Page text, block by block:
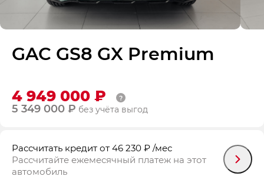
GAC GS8 GX Premium
4 949 000 ₽
5 349 000 ₽ без учёта выгод
Рассчитать кредит от 46 230 ₽ /мес
Рассчитайте ежемесячный платеж на этот
автомобиль